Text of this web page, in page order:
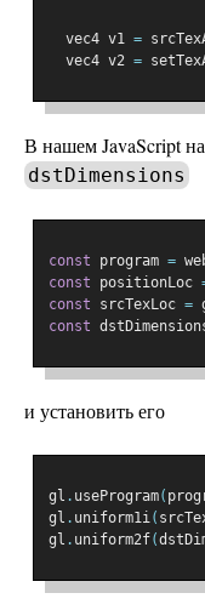
  vec4 v1
=
  vec4 v2
=
В нашем JavaScript
dstDimensions
const program =
const positionLoc
const srcTexLoc =
const
и установить его
gl . useProgram(
gl . uniform1i(
gl . uniform2f(